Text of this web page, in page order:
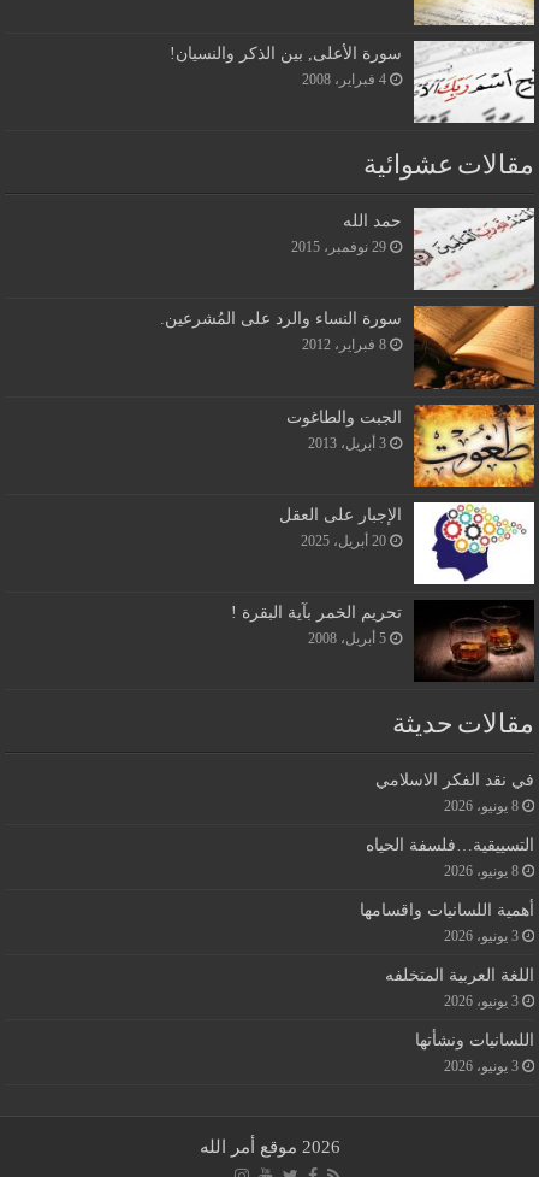
سورة الأعلى, بين الذكر والنسيان!
4 فبراير، 2008
مقالات عشوائية
حمد الله
29 نوفمبر، 2015
سورة النساء والرد على المُشرعين.
8 فبراير، 2012
الجبت والطاغوت
3 أبريل، 2013
الإجبار على العقل
20 أبريل، 2025
تحريم الخمر بآية البقرة !
5 أبريل، 2008
مقالات حديثة
في نقد الفكر الاسلامي
8 يونيو، 2026
التسييقية…فلسفة الحياه
8 يونيو، 2026
أهمية اللسانيات واقسامها
3 يونيو، 2026
اللغة العربية المتخلفه
3 يونيو، 2026
اللسانيات ونشأتها
3 يونيو، 2026
2026 موقع أمر الله